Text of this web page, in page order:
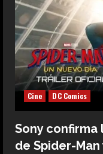
Cine DC Comics
Sony
de Spider-